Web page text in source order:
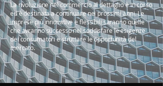
La rivoluzione nel commercio al dettaglio è in corso
ed è destinata a continuare nei prossimi anni. Le
imprese più innovative e flessibili saranno quelle
che avranno successo nel soddisfare le esigenze
dei consumatori e sfruttare le opportunità del
mercato.